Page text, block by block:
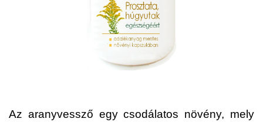
Az aranyvessző egy csodálatos növény, mely